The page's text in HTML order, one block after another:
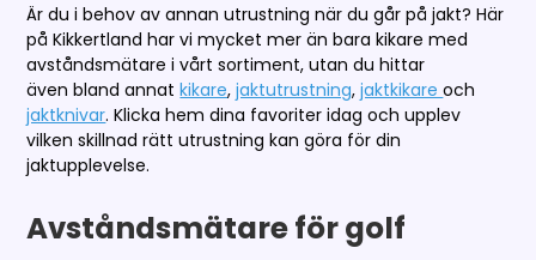
Är du i behov av annan utrustning när du går på jakt? Här
på Kikkertland har vi mycket mer än bara kikare med
avståndsmätare i vårt sortiment, utan du hittar
även bland annatkikare,jaktutrustning,jaktkikareoch
jaktknivar. Klicka hem dina favoriter idag och upplev
vilken skillnad rätt utrustning kan göra för din
jaktupplevelse.
Avståndsmätare för golf